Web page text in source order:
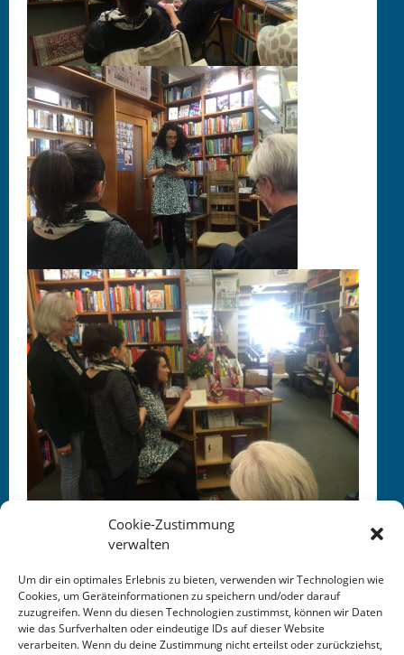
Cookie-Zustimmung
verwalten
Um dir ein optimales Erlebnis zu bieten, verwenden wir Technologien wie
Cookies, um Geräteinformationen zu speichern und/oder darauf
zuzugreifen. Wenn du diesen Technologien zustimmst, können wir Daten
wie das Surfverhalten oder eindeutige IDs auf dieser Website
verarbeiten. Wenn du deine Zustimmung nicht erteilst oder zurückziehst,
This entry was posted inKALENDER. Bookmark the
permalink.